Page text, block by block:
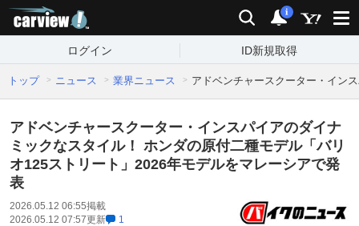
検索 通知
i
ログイン ID新規取得
トップ ニュース 業界ニュース アドベンチャースクーター・イン
アドベンチャースクーター・インスパイアのダイナ
ミックなスタイル！ ホンダの原付二種モデル「バリ
オ125ストリート」2026年モデルをマレーシアで発
表
2026.05.12 06:55掲載
2026.05.12 07:57更新 1